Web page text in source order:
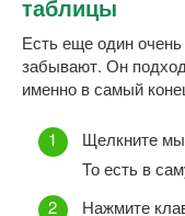
таблицы
Есть еще один
забывают. Он
именно в самый
Щелкните
То есть в
Нажмите